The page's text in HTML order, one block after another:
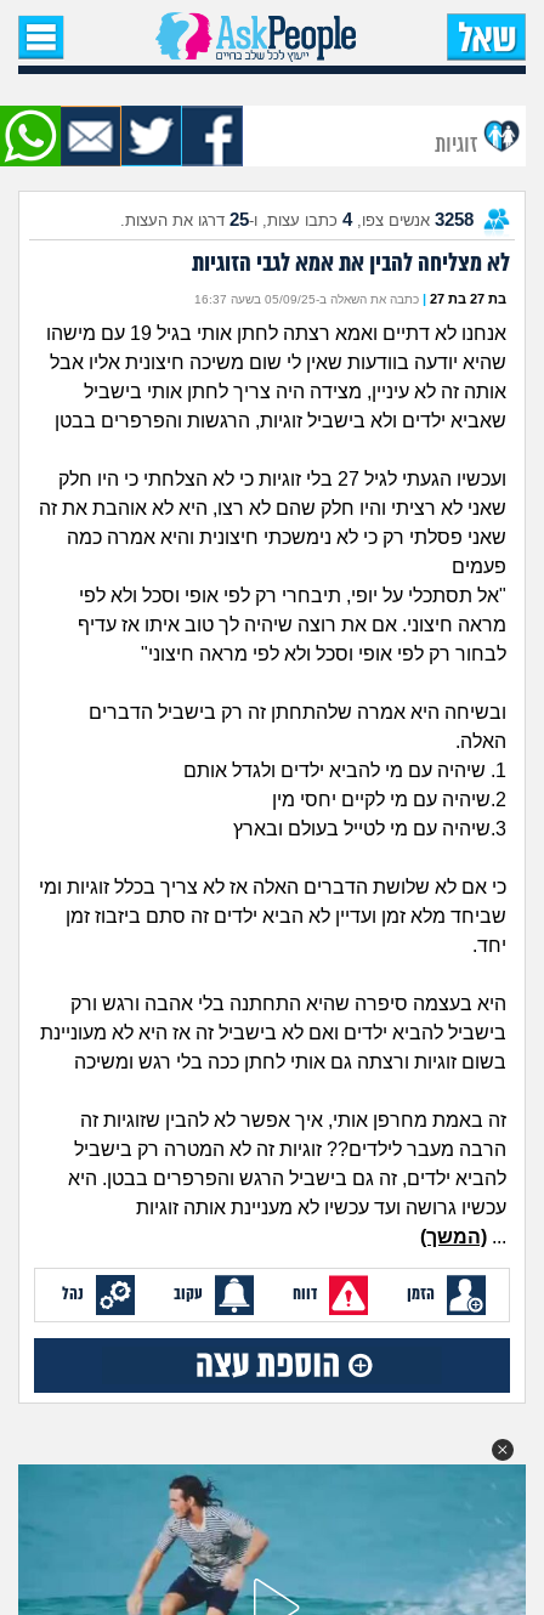
עמוד הבית
שאל שאלה
שאלות חדשות
שאלות שעוררו עניין
עצות חדשות
מה קורה כאן?
מתחם הטיפים
מדורים
זוגיות
היריון ולידה
הורות ומשפחה
עבודה וקריירה
בית, שכנים ושותפים
שומרים על הגוף
בין הסדינים
חיות מחמד
יוקר המחיה
גאווה
חיפוש שאלות
הרשמה | התחברות
זוגיות
3258 אנשים צפו,4 כתבו עצות, ו-25 דרגו את העצות.
לא מצליחה להבין את אמא לגבי הזוגיות
בת 27 בת 27 | כתבה את השאלה ב-05/09/25 בשעה 16:37
אנחנו לא דתיים ואמא רצתה לחתן אותי בגיל 19 עם מישהו
שהיא יודעה בוודעות שאין לי שום משיכה חיצונית אליו אבל
אותה זה לא עיניין, מצידה היה צריך לחתן אותי בישביל
שאביא ילדים ולא בישביל זוגיות, הרגשות והפרפרים בבטן
ועכשיו הגעתי לגיל 27 בלי זוגיות כי לא הצלחתי כי היו חלק
שאני לא רציתי והיו חלק שהם לא רצו, היא לא אוהבת את זה
שאני פסלתי רק כי לא נימשכתי חיצונית והיא אמרה כמה
פעמים
"אל תסתכלי על יופי, תיבחרי רק לפי אופי וסכל ולא לפי
מראה חיצוני. אם את רוצה שיהיה לך טוב איתו אז עדיף
לבחור רק לפי אופי וסכל ולא לפי מראה חיצוני"
ובשיחה היא אמרה שלהתחתן זה רק בישביל הדברים
האלה.
1. שיהיה עם מי להביא ילדים ולגדל אותם
2.שיהיה עם מי לקיים יחסי מין
3.שיהיה עם מי לטייל בעולם ובארץ
כי אם לא שלושת הדברים האלה אז לא צריך בכלל זוגיות ומי
שביחד מלא זמן ועדיין לא הביא ילדים זה סתם ביזבוז זמן
יחד.
היא בעצמה סיפרה שהיא התחתנה בלי אהבה ורגש ורק
בישביל להביא ילדים ואם לא בישביל זה אז היא לא מעוניינת
בשום זוגיות ורצתה גם אותי לחתן ככה בלי רגש ומשיכה
זה באמת מחרפן אותי, איך אפשר לא להבין שזוגיות זה
הרבה מעבר לילדים?? זוגיות זה לא המטרה רק בישביל
להביא ילדים, זה גם בישביל הרגש והפרפרים בבטן. היא
עכשיו גרושה ועד עכשיו לא מעניינת אותה זוגיות
... (המשך)
הזמן דווח עקוב נהל